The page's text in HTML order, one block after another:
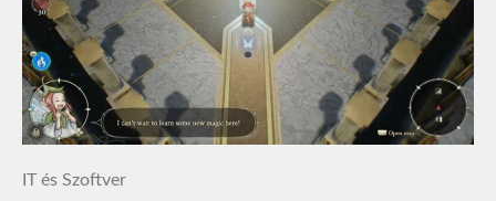
IT és Szoftver